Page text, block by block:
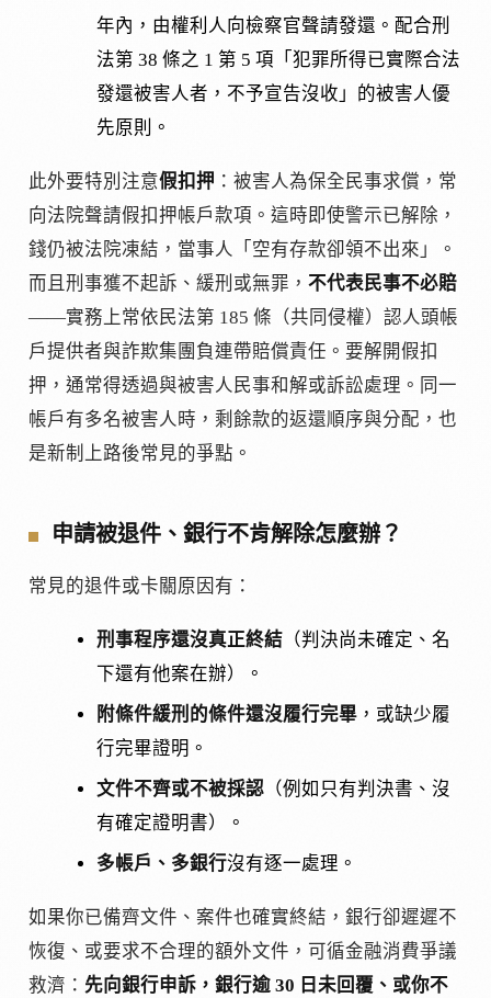
年內，由權利人向檢察官聲請發還。配合刑
法第 38 條之 1 第 5 項「犯罪所得已實際合法
發還被害人者，不予宣告沒收」的被害人優
先原則。
此外要特別注意假扣押 ：被害人為保全民事求償，常
向法院聲請假扣押帳戶款項。這時即使警示已解除，
錢仍被法院凍結，當事人「空有存款卻領不出來」。
而且刑事獲不起訴、緩刑或無罪， 不代表民事不必賠
——實務上常依民法第 185 條（共同侵權）認人頭帳
戶提供者與詐欺集團負連帶賠償責任。要解開假扣
押，通常得透過與被害人民事和解或訴訟處理。同一
帳戶有多名被害人時，剩餘款的返還順序與分配，也
是新制上路後常見的爭點。
申請被退件、銀行不肯解除怎麼辦？
常見的退件或卡關原因有：
刑事程序還沒真正終結 （判決尚未確定、名
下還有他案在辦）。
附條件緩刑的條件還沒履行完畢 ，或缺少履
行完畢證明。
文件不齊或不被採認 （例如只有判決書、沒
有確定證明書）。
多帳戶、多銀行沒有逐一處理。
如果你已備齊文件、案件也確實終結，銀行卻遲遲不
恢復、或要求不合理的額外文件，可循金融消費爭議
救濟： 先向銀行申訴，銀行逾 30 日未回覆、或你不